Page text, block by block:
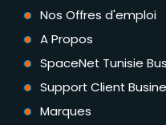
Nos Offres d'emploi
A Propos
SpaceNet Tunisie
Support Client
Marques